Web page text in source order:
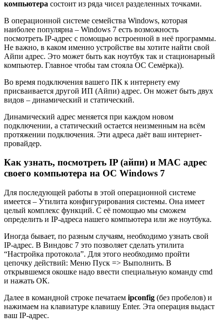
компьютера состоит из ряда чисел разделенных точками.
В операционной системе семейства Windows, которая
наиболее популярна – Windows 7 есть возможность
посмотреть IP-адрес с помощью встроенной в неё программы.
Не важно, в каком именно устройстве вы хотите найти свой
Айпи адрес. Это может быть как ноутбук так и стационарный
компьютер. Главное чтобы там стояла ОС Семёрка)).
Во время подключения вашего ПК к интернету ему
присваивается другой ИП (Айпи) адрес. Он может быть двух
видов – динамический и статический.
Динамический адрес меняется при каждом новом
подключении, а статический остается неизменным на всём
протяжении подключения. Эти адреса даёт ваш интернет-
провайдер.
Как узнать, посмотреть IP (айпи) и MAC адрес
своего компьютера на ОС Windows 7
Для последующей работы в этой операционной системе
имеется – Утилита конфигурирования системы. Она имеет
целый комплекс функций. С её помощью мы сможем
определить и IP-адреса нашего компьютера или же ноутбука.
Иногда бывает, по разным случаям, необходимо узнать свой
IP-адрес. В Виндовс 7 это позволяет сделать утилита
“Настройка протокола”. Для этого необходимо пройти
цепочку действий: Меню Пуск => Выполнить. В
открывшемся окошке надо ввести специальную команду cmd
и нажать ОК.
Далее в командной строке печатаем ipconfig (без пробелов) и
нажимаем на клавиатуре клавишу Enter. Эта операция выдаст
ваш IP-адрес.